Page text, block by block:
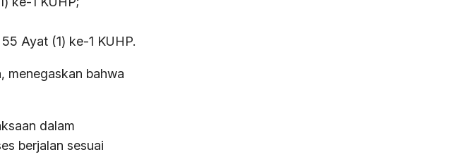
Ayat (1) ke-1 KUHP.
menegaskan bahwa
dalam
berjalan sesuai